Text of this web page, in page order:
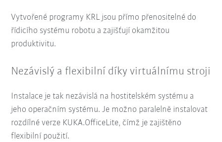
Vytvořené programy KRL jsou přímo přenositelné do
řídicího systému robotu a zajišťují okamžitou
produktivitu.
Nezávislý a flexibilní díky virtuálnímu stroji
Instalace je tak nezávislá na hostitelském systému a
jeho operačním systému. Je možno paralelně instalovat
rozdílné verze KUKA.OfficeLite, čímž je zajištěno
flexibilní použití.